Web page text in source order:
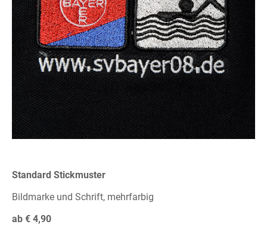
Standard Stickmuster
Bildmarke und Schrift, mehrfarbig
ab € 4,90